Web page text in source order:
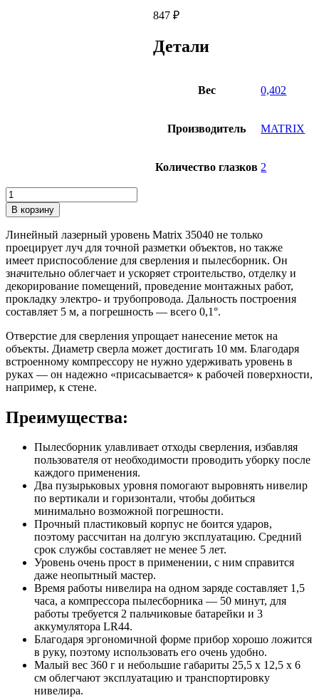
847₽
Детали
Вес 0,402
Производитель MATRIX
Количество глазков 2
Количество
товара
Уровень
лазерный
с
приспособлением
для
сверления
и
пылесборником
В корзину
Линейный лазерный уровень Matrix 35040 не только
проецирует луч для точной разметки объектов, но также
имеет приспособление для сверления и пылесборник. Он
значительно облегчает и ускоряет строительство, отделку и
декорирование помещений, проведение монтажных работ,
прокладку электро- и трубопровода. Дальность построения
составляет 5 м, а погрешность — всего 0,1°.
Отверстие для сверления упрощает нанесение меток на
объекты. Диаметр сверла может достигать 10 мм. Благодаря
встроенному компрессору не нужно удерживать уровень в
руках — он надежно «присасывается» к рабочей поверхности,
например, к стене.
Преимущества:
Пылесборник улавливает отходы сверления, избавляя
пользователя от необходимости проводить уборку после
каждого применения.
Два пузырьковых уровня помогают выровнять нивелир
по вертикали и горизонтали, чтобы добиться
минимально возможной погрешности.
Прочный пластиковый корпус не боится ударов,
поэтому рассчитан на долгую эксплуатацию. Средний
срок службы составляет не менее 5 лет.
Уровень очень прост в применении, с ним справится
даже неопытный мастер.
Время работы нивелира на одном заряде составляет 1,5
часа, а компрессора пылесборника — 50 минут, для
работы требуется 2 пальчиковые батарейки и 3
аккумулятора LR44.
Благодаря эргономичной форме прибор хорошо ложится
в руку, поэтому использовать его очень удобно.
Малый вес 360 г и небольшие габариты 25,5 х 12,5 х 6
см облегчают эксплуатацию и транспортировку
нивелира.